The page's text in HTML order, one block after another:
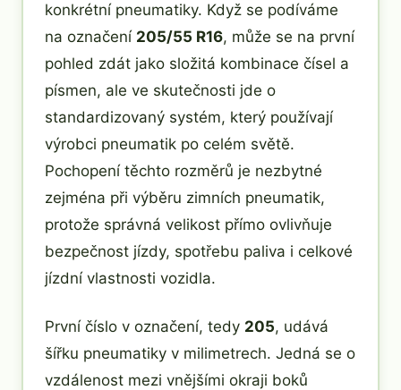
konkrétní pneumatiky. Když se podíváme
na označení 205/55 R16, může se na první
pohled zdát jako složitá kombinace čísel a
písmen, ale ve skutečnosti jde o
standardizovaný systém, který používají
výrobci pneumatik po celém světě.
Pochopení těchto rozměrů je nezbytné
zejména při výběru zimních pneumatik,
protože správná velikost přímo ovlivňuje
bezpečnost jízdy, spotřebu paliva i celkové
jízdní vlastnosti vozidla.
První číslo v označení, tedy 205, udává
šířku pneumatiky v milimetrech. Jedná se o
vzdálenost mezi vnějšími okraji boků